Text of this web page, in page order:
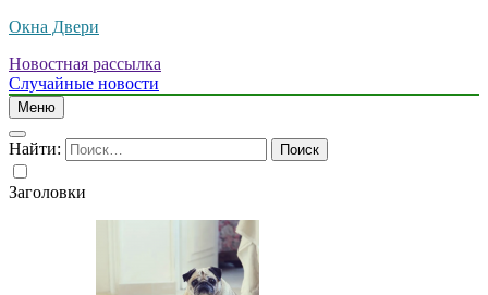
Окна Двери
Новостная рассылка
Случайные новости
Меню
Найти:
Заголовки